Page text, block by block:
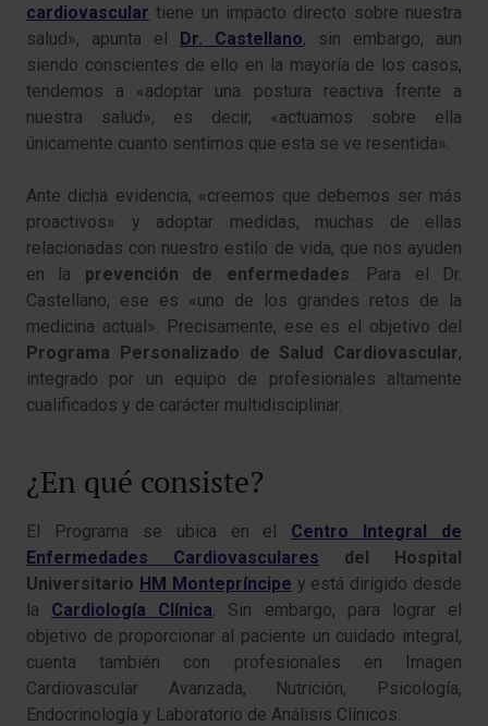
cardiovascular tiene un impacto directo sobre nuestra
salud», apunta el Dr. Castellano, sin embargo, aun
siendo conscientes de ello en la mayoría de los casos,
tendemos a «adoptar una postura reactiva frente a
nuestra salud», es decir, «actuamos sobre ella
únicamente cuanto sentimos que esta se ve resentida».
Ante dicha evidencia, «creemos que debemos ser más
proactivos» y adoptar medidas, muchas de ellas
relacionadas con nuestro estilo de vida, que nos ayuden
en la prevención de enfermedades . Para el Dr.
Castellano, ese es «uno de los grandes retos de la
medicina actual». Precisamente, ese es el objetivo del
Programa Personalizado de Salud Cardiovascular,
integrado por un equipo de profesionales altamente
cualificados y de carácter multidisciplinar.
¿En qué consiste?
El Programa se ubica en el Centro Integral de
Enfermedades Cardiovasculares del Hospital
Universitario HM Montepríncipe y está dirigido desde
la Cardiología Clínica . Sin embargo, para lograr el
objetivo de proporcionar al paciente un cuidado integral,
cuenta también con profesionales en Imagen
Cardiovascular Avanzada, Nutrición, Psicología,
Endocrinología y Laboratorio de Análisis Clínicos.